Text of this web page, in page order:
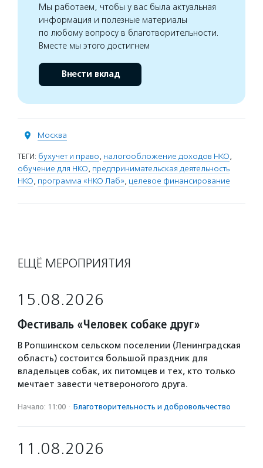
Мы работаем, чтобы у вас была актуальная
информация и полезные материалы
по любому вопросу в благотворительности.
Вместе мы этого достигнем
Внести вклад
Москва
ТЕГИ: бухучет и право, налогообложение доходов НКО,
обучение для НКО, предпринимательская деятельность
НКО, программа «НКО Лаб», целевое финансирование
ЕЩЁ МЕРОПРИЯТИЯ
15.08.2026
Фестиваль «Человек собаке друг»
В Ропшинском сельском поселении (Ленинградская
область) состоится большой праздник для
владельцев собак, их питомцев и тех, кто только
мечтает завести четвероногого друга.
Начало: 11:00 · Благотвори­тель­ность и доброволь­чест­во
11.08.2026